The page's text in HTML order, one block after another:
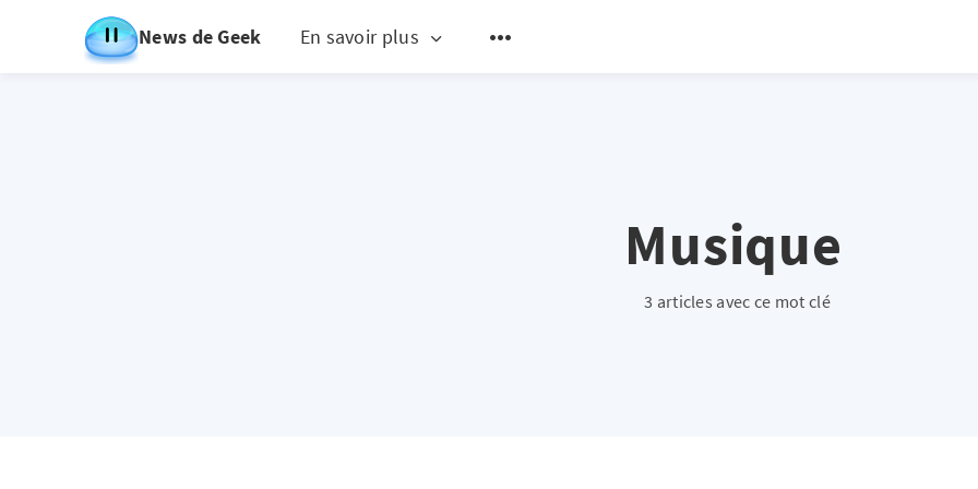
News de Geek En savoir plus
Musique
3 articles avec ce mot clé